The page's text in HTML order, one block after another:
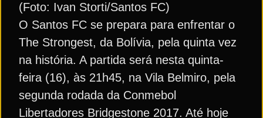
(Foto: Ivan Storti/Santos FC)
O Santos FC se prepara para enfrentar o
The Strongest, da Bolívia, pela quinta vez
na história. A partida será nesta quinta-
feira (16), às 21h45, na Vila Belmiro, pela
segunda rodada da Conmebol
Libertadores Bridgestone 2017. Até hoje